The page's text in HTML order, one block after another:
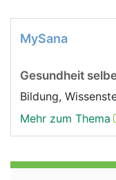
MySana
Gesundheit
Bildung,
Mehr zum Thema